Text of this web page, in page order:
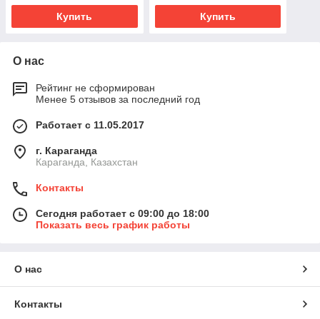
Купить Купить
О нас
Рейтинг не сформирован
Менее 5 отзывов за последний год
Работает с 11.05.2017
г. Караганда
Караганда, Казахстан
Контакты
Сегодня работает с 09:00 до 18:00
Показать весь график работы
О нас
Контакты